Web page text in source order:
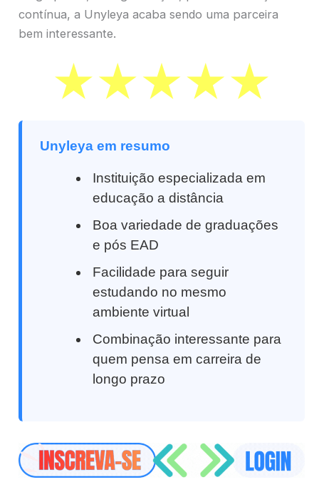
contínua, a Unyleya acaba sendo uma parceira
bem interessante.
Unyleya em resumo
Instituição especializada em
educação a distância
Boa variedade de graduações
e pós EAD
Facilidade para seguir
estudando no mesmo
ambiente virtual
Combinação interessante para
quem pensa em carreira de
longo prazo